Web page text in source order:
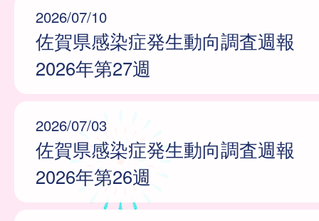
2026/07/10
佐賀県感染症発生動向調査週報
2026年第27週
2026/07/03
佐賀県感染症発生動向調査週報
2026年第26週